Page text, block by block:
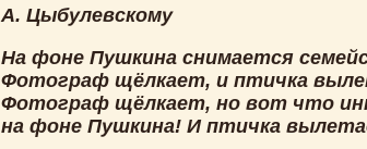
А. Цыбулевскому
На фоне Пушкина снимается
Фотограф щёлкает, и птичка
Фотограф щёлкает, но вот что
на фоне Пушкина! И птичка